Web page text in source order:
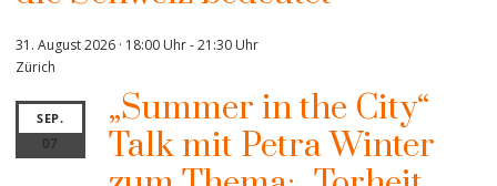
31. August 2026 · 18:00 Uhr-21:30 Uhr
Zürich
SEP.
07
„Summer in the City“
Talk mit Petra Winter